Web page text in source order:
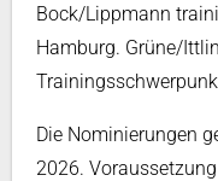
Bock/Lippmann
Hamburg. Grüne/
Die Nominierungen
2026.